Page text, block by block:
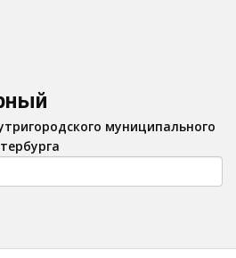
A A
муниципального